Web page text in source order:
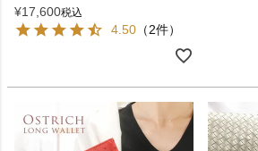
¥17,600税込
4.50 （2件）